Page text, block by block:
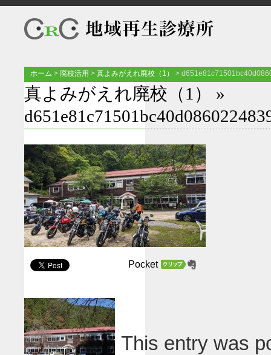
ホーム > 廃校活用 > 真よみがえれ廃校（1） >
真よみがえれ廃校（1）
»
Pocket
This entry was